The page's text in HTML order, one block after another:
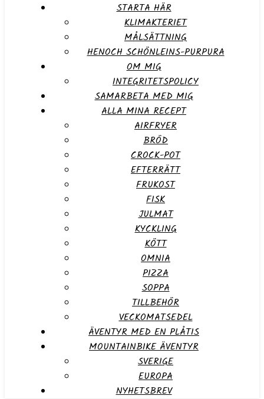
STARTA HÄR
KLIMAKTERIET
MÅLSÄTTNING
HENOCH SCHÖNLEINS-PURPURA
OM MIG
INTEGRITETSPOLICY
SAMARBETA MED MIG
ALLA MINA RECEPT
AIRFRYER
BRÖD
CROCK-POT
EFTERRÄTT
FRUKOST
FISK
JULMAT
KYCKLING
KÖTT
OMNIA
PIZZA
SOPPA
TILLBEHÖR
VECKOMATSEDEL
ÄVENTYR MED EN PLÅTIS
MOUNTAINBIKE ÄVENTYR
SVERIGE
EUROPA
NYHETSBREV